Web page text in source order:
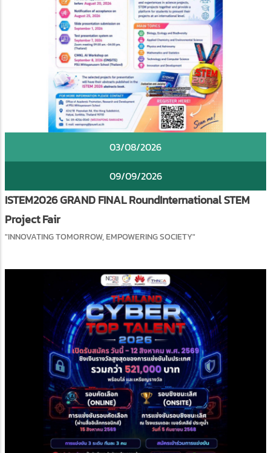
03/08/2026
09/09/2026
ISTEM2026 GRAND FINAL Round​International STEM
Project Fair
"INNOVATING TOMORROW, EMPOWERING SOCIETY"